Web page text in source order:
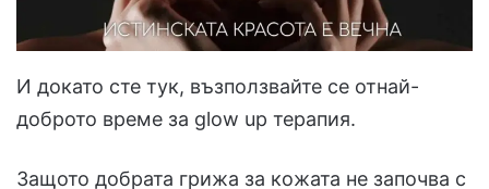
И докато сте тук, възползвайте се отнай-
доброто време за glow up терапия.
Защото добрата грижа за кожата не започва с